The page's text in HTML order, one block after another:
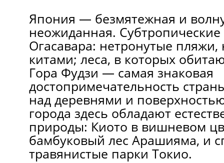
Япония — безмятежная и
неожиданная. Субтропические
Огасавара: нетронутые
китами; леса, в которых
Гора Фудзи — самая знаковая
достопримечательность
над деревнями и
города здесь обладают
природы: Киото в вишневом
бамбуковый лес Арашияма, и
травянистые парки Токио.